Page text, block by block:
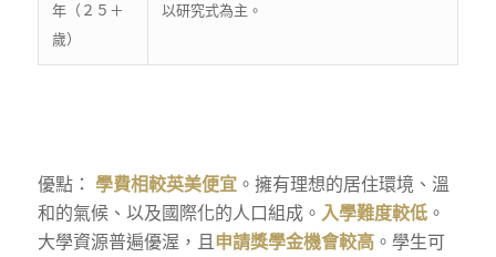
年（２５＋
歲）
以研究式為主。
優點： 學費相較英美便宜。擁有理想的居住環境、溫
和的氣候、以及國際化的人口組成。 入學難度較低。
大學資源普遍優渥，且 申請獎學金機會較高。學生可